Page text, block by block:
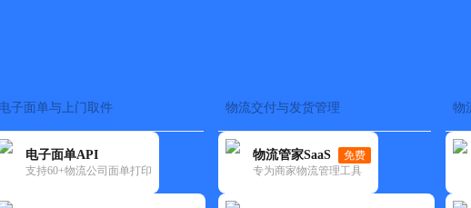
电子面单与上门取件
电子面单API
支持60+物流公司面单打印
物流交付与发货管理
物流管家SaaS
免费
专为商家物流管理工具
物
NEW